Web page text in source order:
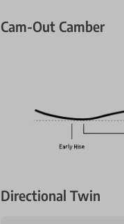
Cam-Out Camber
Directional Twin